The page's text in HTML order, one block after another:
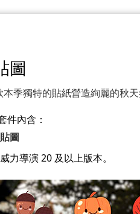
圖
季獨特的貼紙營造絢麗的秋天
件內含：
圖
威力導演 20 及以上版本。